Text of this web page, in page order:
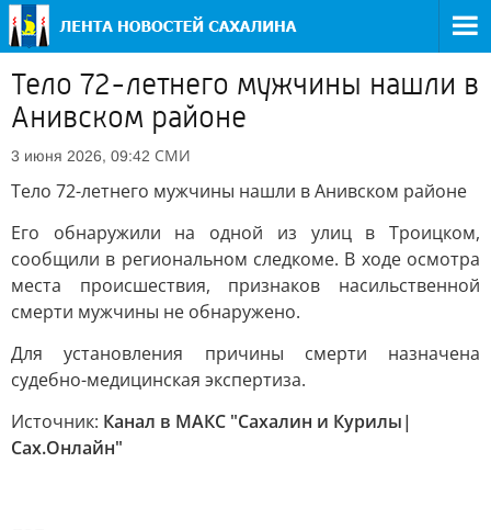
Тело 72-летнего мужчины нашли в
Анивском районе
3 июня 2026, 09:42 СМИ
Тело 72-летнего мужчины нашли в Анивском районе
Его обнаружили на одной из улиц в Троицком,
сообщили в региональном следкоме. В ходе осмотра
места происшествия, признаков насильственной
смерти мужчины не обнаружено.
Для установления причины смерти назначена
судебно-медицинская экспертиза.
Источник: Канал в МАКС "Сахалин и Курилы|
Сах.Онлайн"